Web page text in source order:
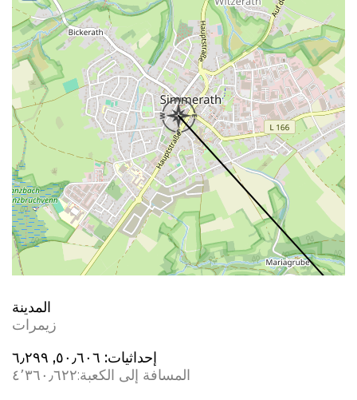
المدينة
زیمرات
إحداثيات: ٥٠٫٦٠٦, ٦٫٢٩٩
المسافة إلى الكعبة:٤٬٣٦٠٫٦٢٢